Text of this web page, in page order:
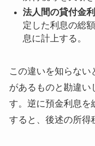
法人間の貸付金
定した利息の総
息に計上する。
この違いを知らな
があるものと勘違い
す。逆に預金利息を
すると、後述の所得